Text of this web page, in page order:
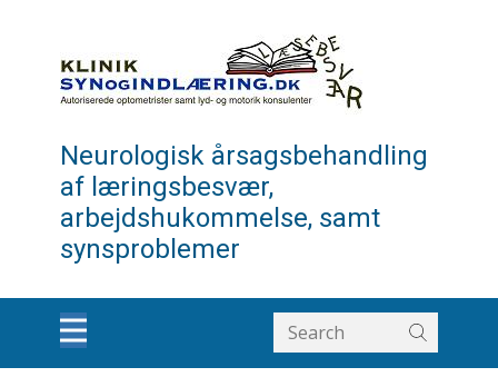
Neurologisk årsagsbehandling
af læringsbesvær,
arbejdshukommelse, samt
synsproblemer